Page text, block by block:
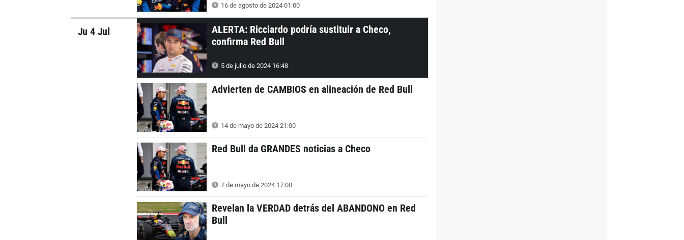
16 de agosto de 2024 01:00
Ju 4 Jul
ALERTA: Ricciardo podría sustituir a Checo,
confirma Red Bull
5 de julio de 2024 16:48
Advierten de CAMBIOS en alineación de Red Bull
14 de mayo de 2024 21:00
Red Bull da GRANDES noticias a Checo
7 de mayo de 2024 17:00
Revelan la VERDAD detrás del ABANDONO en Red
Bull